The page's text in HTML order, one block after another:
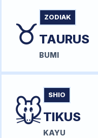
♉ ZODIAK
TAURUS
BUMI
🐭 SHIO
TIKUS
KAYU